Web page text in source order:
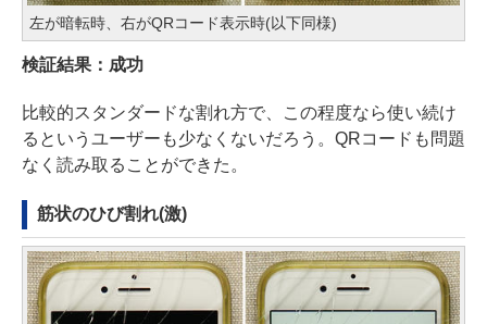
左が暗転時、右がQRコード表示時(以下同様)
検証結果：成功
比較的スタンダードな割れ方で、この程度なら使い続け
るというユーザーも少なくないだろう。QRコードも問題
なく読み取ることができた。
筋状のひび割れ(激)